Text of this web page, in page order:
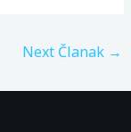
Next Članak →